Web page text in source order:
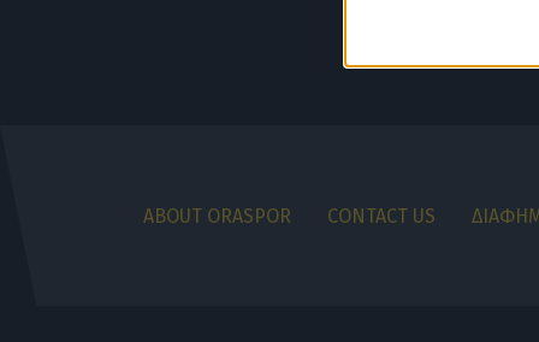
ABOUT ORASPOR CONTACT US